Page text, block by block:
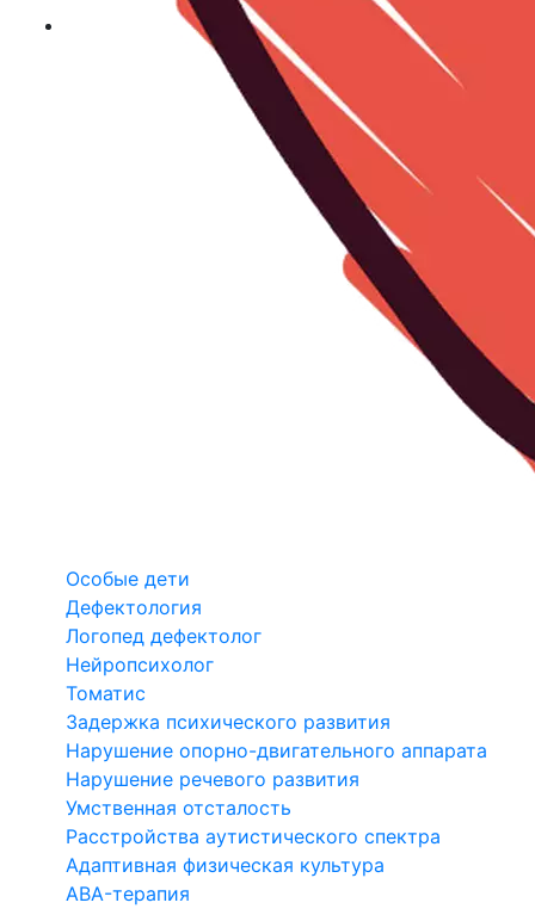
Особые дети
Дефектология
Логопед дефектолог
Нейропсихолог
Томатис
Задержка психического развития
Нарушение опорно-двигательного аппарата
Нарушение речевого развития
Умственная отсталость
Расстройства аутистического спектра
Адаптивная физическая культура
ABA-терапия